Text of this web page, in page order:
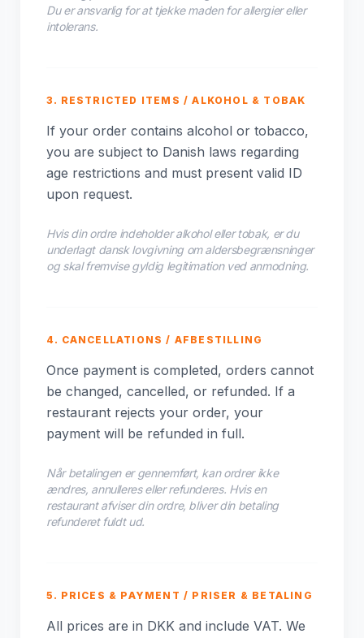
Du er ansvarlig for at tjekke maden for allergier eller
intolerans.
3. RESTRICTED ITEMS / ALKOHOL & TOBAK
If your order contains alcohol or tobacco,
you are subject to Danish laws regarding
age restrictions and must present valid ID
upon request.
Hvis din ordre indeholder alkohol eller tobak, er du
underlagt dansk lovgivning om aldersbegrænsninger
og skal fremvise gyldig legitimation ved anmodning.
4. CANCELLATIONS / AFBESTILLING
Once payment is completed, orders cannot
be changed, cancelled, or refunded. If a
restaurant rejects your order, your
payment will be refunded in full.
Når betalingen er gennemført, kan ordrer ikke
ændres, annulleres eller refunderes. Hvis en
restaurant afviser din ordre, bliver din betaling
refunderet fuldt ud.
5. PRICES & PAYMENT / PRISER & BETALING
All prices are in DKK and include VAT. We